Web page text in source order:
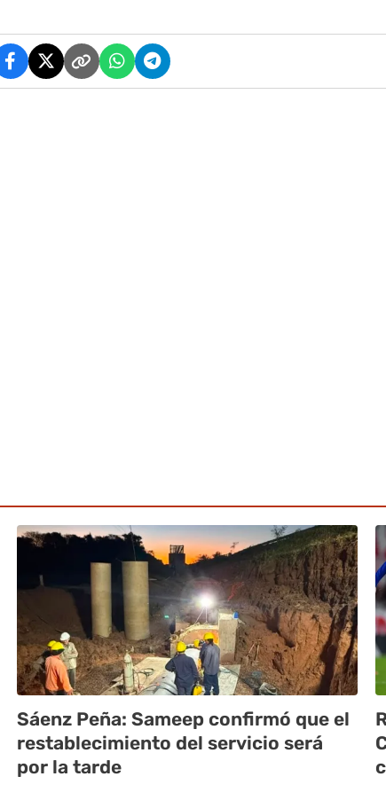
Sáenz Peña: Sameep confirmó que el
restablecimiento del servicio será
por la tarde